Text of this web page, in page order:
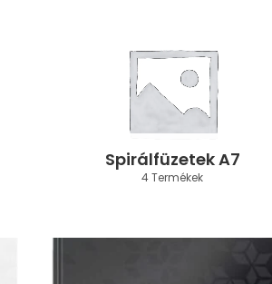
Spirálfüzetek A7
4 Termékek